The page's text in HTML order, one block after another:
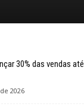
30% das vendas até
2026